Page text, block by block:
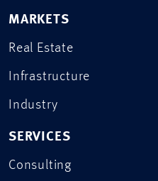
MARKETS
Real Estate
Infrastructure
Industry
SERVICES
Consulting